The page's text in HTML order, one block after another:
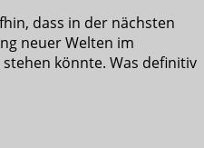
dass in der nächsten
neuer Welten im
könnte. Was definitiv